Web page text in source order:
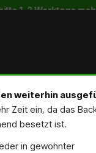
Werktage
weiterhin
Zeit ein, da das
besetzt ist.
in gewohnter